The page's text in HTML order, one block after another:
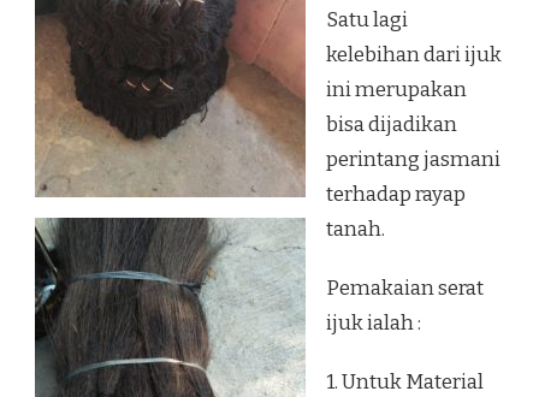
Satu lagi
kelebihan dari ijuk
ini merupakan
bisa dijadikan
perintang jasmani
terhadap rayap
tanah.
Pemakaian serat
ijuk ialah :
1. Untuk Material